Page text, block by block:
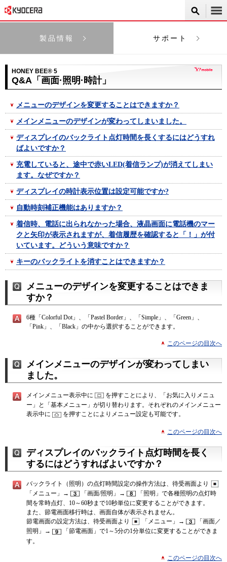
製品情報 サポート
HONEY BEE® 5
Q&A「画面·照明·時計」
メニューのデザインを変更することはできますか？
メインメニューのデザインが変わってしまいました。
ディスプレイのバックライト点灯時間を長くするにはどうすれ
ばよいですか？
充電していると、途中で赤いLED(着信ランプ)が消えてしまい
ます。なぜですか？
ディスプレイの時計表示位置は設定可能ですか?
自動時刻補正機能はありますか？
着信時、電話に出られなかった場合、液晶画面に電話機のマー
クと矢印が表示されますが、着信履歴を確認すると「！」が付
いています。どういう意味ですか？
キーのバックライトを消すことはできますか？
メニューのデザインを変更することはできま
すか？
6種「Colorful Dot」、「Pastel Border」、「Simple」、「Green」、
「Pink」、「Black」の中から選択することができます。
このページの目次へ
メインメニューのデザインが変わってしまい
ました。
メインメニュー表示中に
を押すことにより、「お気に入りメニュ
ー」と「基本メニュー」が切り替わります。それぞれのメインメニュー
表示中に
を押すことによりメニュー設定も可能です。
このページの目次へ
ディスプレイのバックライト点灯時間を長く
するにはどうすればよいですか？
バックライト（照明）の点灯時間設定の操作方法は、待受画面より
「メニュー」→
「画面/照明」→
「照明」で各種照明の点灯時
間を常時点灯、10～60秒まで10秒単位に変更することができます。
また、節電画面移行時は、画面自体が表示されません。
節電画面の設定方法は、待受画面より
「メニュー」→
「画面／
照明」→
「節電画面」で1～5分の1分単位に変更することができま
す。
このページの目次へ